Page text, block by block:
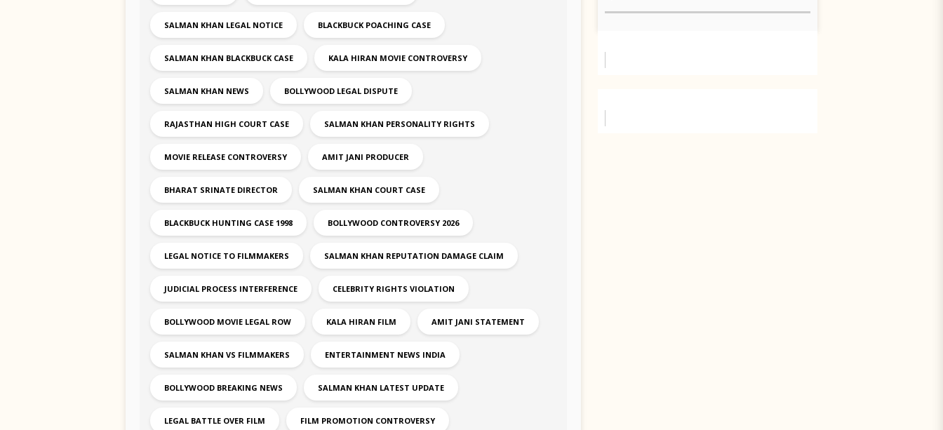
SALMAN KHAN LEGAL NOTICE BLACKBUCK POACHING CASE
SALMAN KHAN BLACKBUCK CASE KALA HIRAN MOVIE CONTROVERSY
SALMAN KHAN NEWS BOLLYWOOD LEGAL DISPUTE
RAJASTHAN HIGH COURT CASE SALMAN KHAN PERSONALITY RIGHTS
MOVIE RELEASE CONTROVERSY AMIT JANI PRODUCER
BHARAT SRINATE DIRECTOR SALMAN KHAN COURT CASE
BLACKBUCK HUNTING CASE 1998 BOLLYWOOD CONTROVERSY 2026
LEGAL NOTICE TO FILMMAKERS SALMAN KHAN REPUTATION DAMAGE CLAIM
JUDICIAL PROCESS INTERFERENCE CELEBRITY RIGHTS VIOLATION
BOLLYWOOD MOVIE LEGAL ROW KALA HIRAN FILM AMIT JANI STATEMENT
SALMAN KHAN VS FILMMAKERS ENTERTAINMENT NEWS INDIA
BOLLYWOOD BREAKING NEWS SALMAN KHAN LATEST UPDATE
LEGAL BATTLE OVER FILM FILM PROMOTION CONTROVERSY